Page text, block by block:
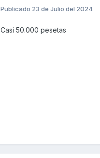
Publicado 23 de Julio del 2024
Casi 50.000 pesetas